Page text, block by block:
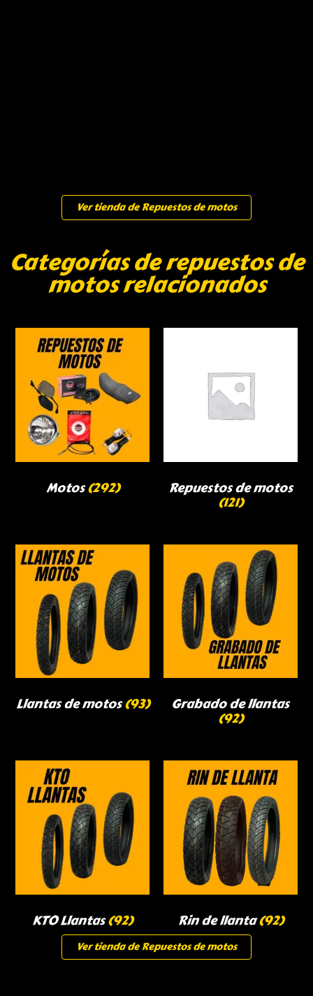
Ver tienda de Repuestos de motos
Categorías de repuestos de
motos relacionados
Motos(292) Repuestos de motos
(121)
Llantas de motos(93) Grabado de llantas
(92)
KTO Llantas(92) Rin de llanta(92)
Ver tienda de Repuestos de motos